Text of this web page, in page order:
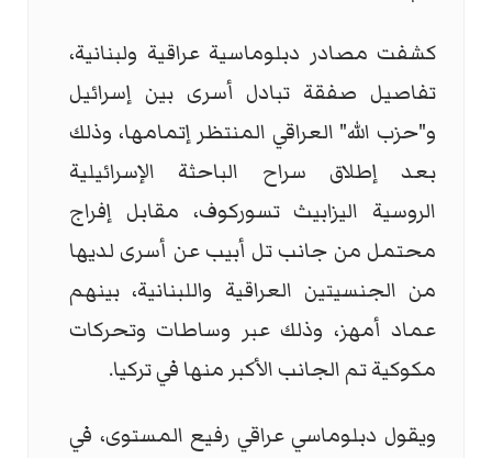
كشفت مصادر دبلوماسية عراقية ولبنانية،
تفاصيل صفقة تبادل أسرى بين إسرائيل
و"حزب الله" العراقي المنتظر إتمامها، وذلك
بعد إطلاق سراح الباحثة الإسرائيلية
الروسية اليزابيث تسوركوف، مقابل إفراج
محتمل من جانب تل أبيب عن أسرى لديها
من الجنسيتين العراقية واللبنانية، بينهم
عماد أمهز، وذلك عبر وساطات وتحركات
مكوكية تم الجانب الأكبر منها في تركيا.
ويقول دبلوماسي عراقي رفيع المستوى، في